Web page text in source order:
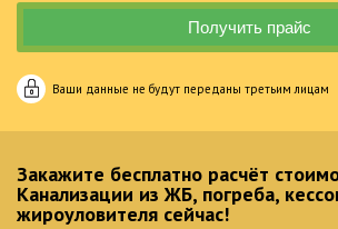
Ваши данные не будут переданы третьим лицам
Закажите бесплатно расчёт
Канализации из ЖБ, погреба,
жироуловителя сейчас!